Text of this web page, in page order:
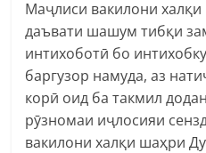
Маҷлиси вакилони
даъвати шашум тибқи
интихоботӣ бо
баргузор намуда, аз
корӣ оид ба такмил
рӯзномаи иҷлосияи
вакилони халқи шаҳри